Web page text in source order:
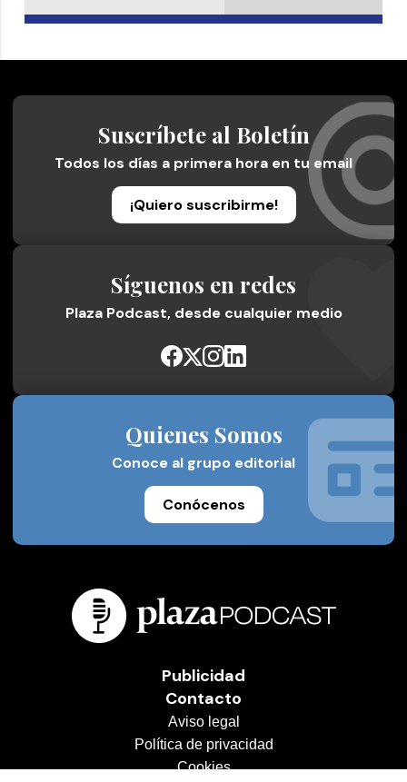
Suscríbete al Boletín
Todos los días a primera hora en tu email
¡Quiero suscribirme!
Síguenos en redes
Plaza Podcast, desde cualquier medio
Quienes Somos
Conoce al grupo editorial
Conócenos
Publicidad
Contacto
Aviso legal
Política de privacidad
Cookies